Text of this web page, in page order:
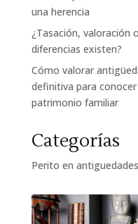
una herencia
¿Tasación, valoración
diferencias existen?
Cómo valorar
definitiva para
patrimonio familiar
Categorías
Perito en antiguedades